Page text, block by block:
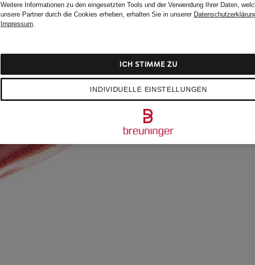
Weitere Informationen zu den eingesetzten Tools und der Verwendung Ihrer Daten,
unsere Partner durch die Cookies erheben, erhalten Sie in unserer
Impressum.
INDIVIDUELLE EINSTELLUNGEN
ICH STIMME ZU